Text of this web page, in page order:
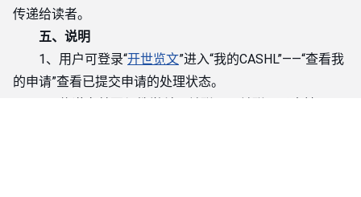
传递给读者。
五、说明
1、用户可登录“开世览文”进入“我的CASHL”——“查看我
的申请”查看已提交申请的处理状态。